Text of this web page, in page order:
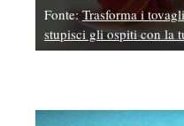
Fonte:Trasforma i
stupisci gli ospiti con la